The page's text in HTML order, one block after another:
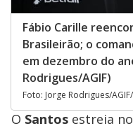
Fábio Carille
Brasileirão; o
em dezembro do
Rodrigues/AGIF)
Foto: Jorge Rodrigues/
O Santos estreia no